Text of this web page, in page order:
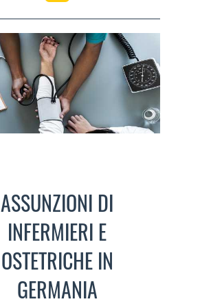
ASSUNZIONI DI
INFERMIERI E
OSTETRICHE IN
GERMANIA